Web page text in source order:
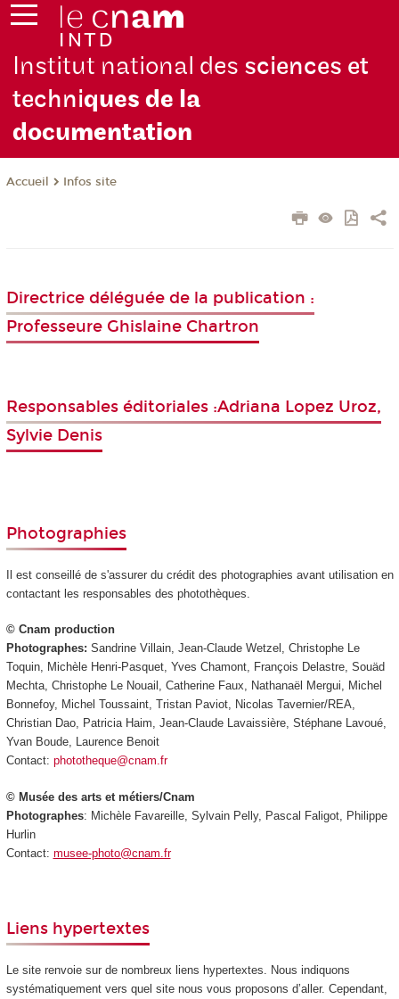
Institut national des sciences et
techniques de la
documentation
Accueil Infos site
Directrice déléguée de la publication :
Professeure Ghislaine Chartron
Responsables éditoriales :Adriana Lopez Uroz,
Sylvie Denis
Photographies
Il est conseillé de s'assurer du crédit des photographies avant utilisation en
contactant les responsables des photothèques.
© Cnam production
Photographes: Sandrine Villain, Jean-Claude Wetzel, Christophe Le
Toquin, Michèle Henri-Pasquet, Yves Chamont, François Delastre, Souäd
Mechta, Christophe Le Nouail, Catherine Faux, Nathanaël Mergui, Michel
Bonnefoy, Michel Toussaint, Tristan Paviot, Nicolas Tavernier/REA,
Christian Dao, Patricia Haim, Jean-Claude Lavaissière, Stéphane Lavoué,
Yvan Boude, Laurence Benoit
Contact: phototheque@cnam.fr
© Musée des arts et métiers/Cnam
Photographes: Michèle Favareille, Sylvain Pelly, Pascal Faligot, Philippe
Hurlin
Contact: musee-photo@cnam.fr
Liens hypertextes
Le site renvoie sur de nombreux liens hypertextes. Nous indiquons
systématiquement vers quel site nous vous proposons d’aller. Cependant,